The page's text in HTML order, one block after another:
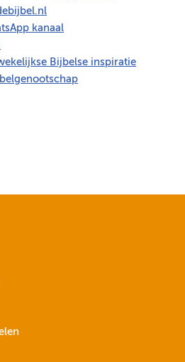
kanaal
Bijbelse inspiratie